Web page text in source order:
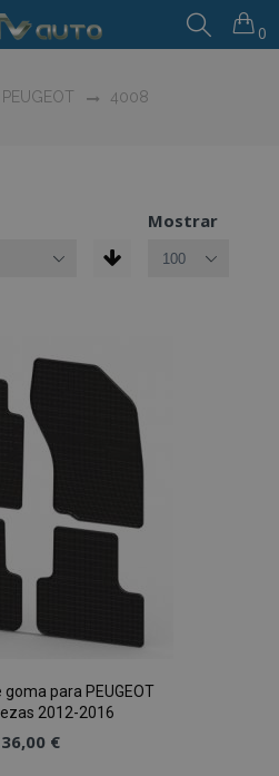
0
PEUGEOT 4008
Mostrar
para PEUGEOT
2012-2016
36,00 €